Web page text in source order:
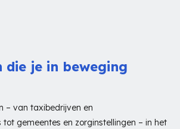
die je in beweging
– van taxibedrijven en
gemeentes en zorginstellingen – in het